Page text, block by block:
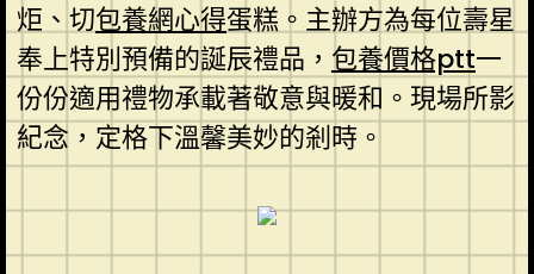
炬、切包養網心得蛋糕。主辦方為每位壽星
奉上特別預備的誕辰禮品， 包養價格ptt一
份份適用禮物承載著敬意與暖和。現場所影
紀念，定格下溫馨美妙的剎時。